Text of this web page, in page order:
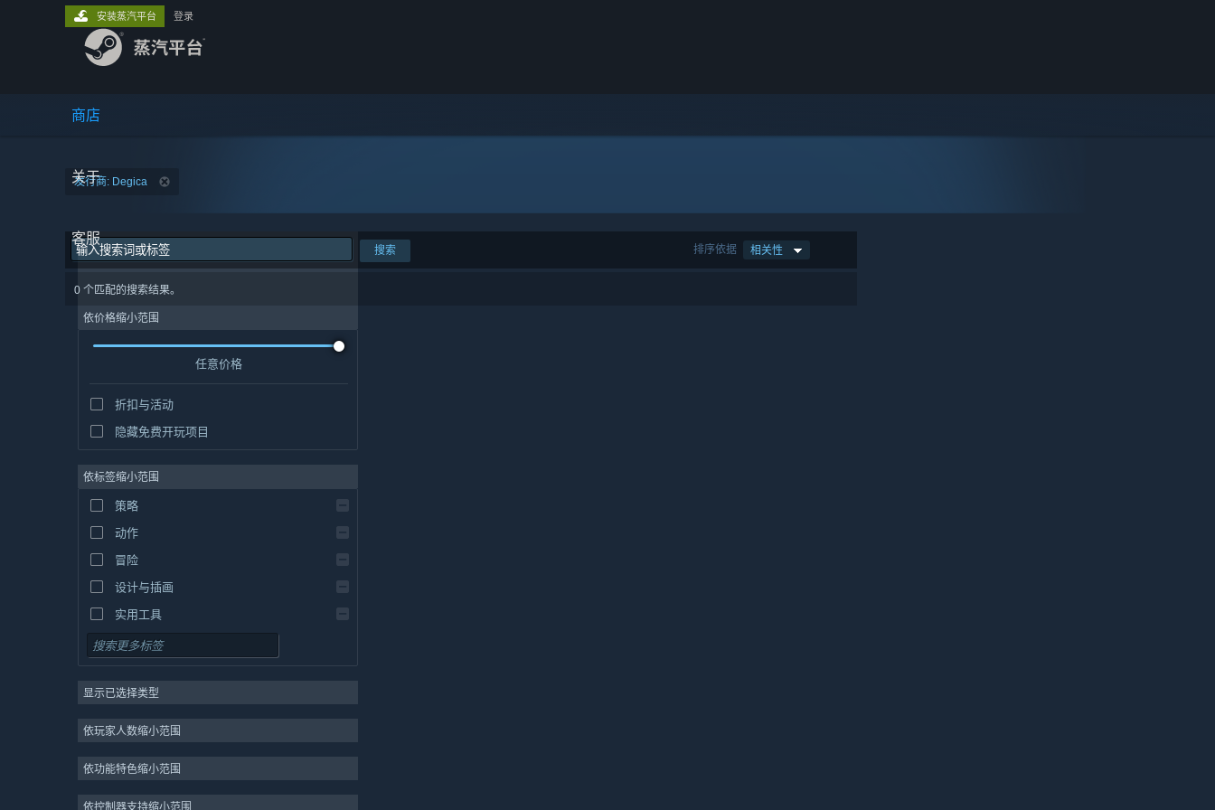
商店
关于
客服
安装蒸汽平台 登录
发行商: Degica
排序依据 相关性
搜索
0 个匹配的搜索结果。
依价格缩小范围
任意价格
折扣与活动
隐藏免费开玩项目
依标签缩小范围
策略
动作
冒险
设计与插画
实用工具
免费开玩
大型多人在线
独立
休闲
模拟
显示已选择类型
依玩家人数缩小范围
依功能特色缩小范围
依控制器支持缩小范围